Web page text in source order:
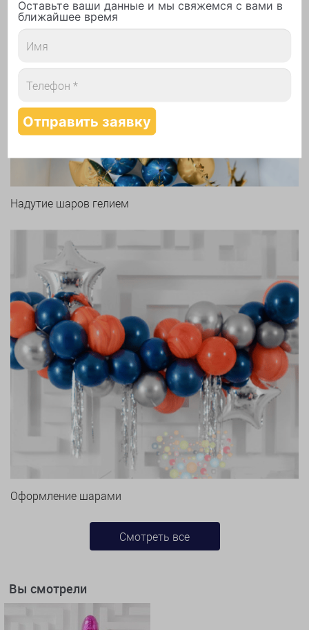
Арки и гирлянды из шаров
Надутие шаров гелием
Оформление шарами
Смотреть все
Вы смотрели
Оставьте ваши данные и мы свяжемся с вами в
ближайшее время